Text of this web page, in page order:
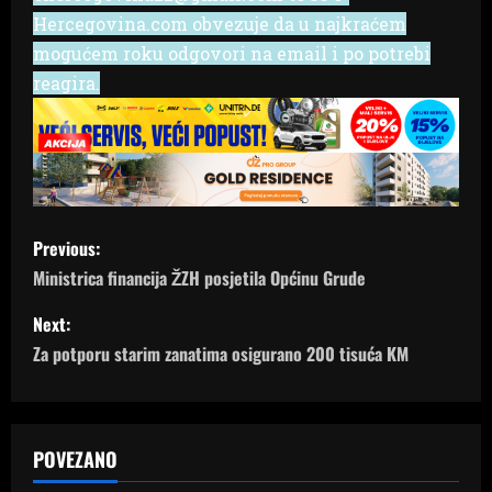
Hercegovina.com obvezuje da u najkraćem
mogućem roku odgovori na email i po potrebi
reagira.
P
o
s
t
a
Previous:
Ministrica financija ŽZH posjetila Općinu Grude
Next:
Za potporu starim zanatima osigurano 200 tisuća KM
POVEZANO